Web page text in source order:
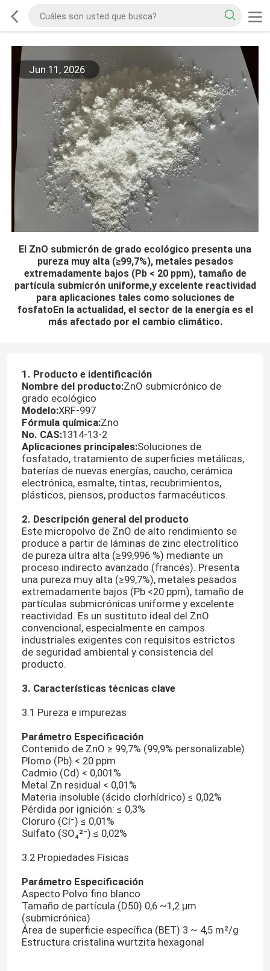
Jun 11, 2026
El ZnO submicrón de grado ecológico presenta una
pureza muy alta (≥99,7%), metales pesados
extremadamente bajos (Pb < 20 ppm), tamaño de
partícula submicrón uniforme,y excelente reactividad
para aplicaciones tales como soluciones de
fosfatoEn la actualidad, el sector de la energía es el
más afectado por el cambio climático.
1. Producto e identificación
Nombre del producto:ZnO submicrónico de
grado ecológico
Modelo:XRF-997
Fórmula química:Zno
No. CAS:1314-13-2
Aplicaciones principales:Soluciones de
fosfatado, tratamiento de superficies metálicas,
baterías de nuevas energías, caucho, cerámica
electrónica, esmalte, tintas, recubrimientos,
plásticos, piensos, productos farmacéuticos.
2. Descripción general del producto
Este micropolvo de ZnO de alto rendimiento se
produce a partir de láminas de zinc electrolítico
de pureza ultra alta (≥99,996 %) mediante un
proceso indirecto avanzado (francés). Presenta
una pureza muy alta (≥99,7%), metales pesados ​​
extremadamente bajos (Pb <20 ppm), tamaño de
partículas submicrónicas uniforme y excelente
reactividad. Es un sustituto ideal del ZnO
convencional, especialmente en campos
industriales exigentes con requisitos estrictos
de seguridad ambiental y consistencia del
producto.
3. Características técnicas clave
3.1 Pureza e impurezas
Parámetro Especificación
Contenido de ZnO ≥ 99,7% (99,9% personalizable)
Plomo (Pb) < 20 ppm
Cadmio (Cd) < 0,001%
Metal Zn residual < 0,01%
Materia insoluble (ácido clorhídrico) ≤ 0,02%
Pérdida por ignición: ≤ 0,3%
Cloruro (Cl⁻) ≤ 0,01%
Sulfato (SO₄²⁻) ≤ 0,02%
3.2 Propiedades Físicas
Parámetro Especificación
Aspecto Polvo fino blanco
Tamaño de partícula (D50) 0,6 ~1,2 μm
(submicrónica)
Área de superficie específica (BET) 3 ~ 4,5 m²/g
Estructura cristalina wurtzita hexagonal